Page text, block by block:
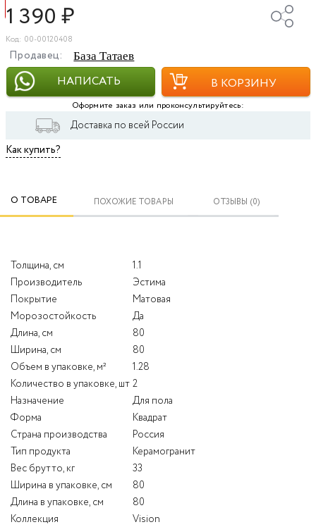
1 390₽
Код: 00-00120408
Продавец: База Татаев
НАПИСАТЬ В КОРЗИНУ
Оформите заказ или проконсультируйтесь:
Доставка по всей России
Как купить?
О ТОВАРЕ ПОХОЖИЕ ТОВАРЫ ОТЗЫВЫ (0)
Толщина, см
1.1
Производитель
Эстима
Покрытие
Матовая
Морозостойкость
Да
Длина, см
80
Ширина, см
80
Объем в упаковке, м²
1.28
Количество в упаковке, шт 2
Назначение
Для пола
Форма
Квадрат
Страна производства
Россия
Тип продукта
Керамогранит
Вес брутто, кг
33
Ширина в упаковке, см
80
Длина в упаковке, см
80
Коллекция
Vision